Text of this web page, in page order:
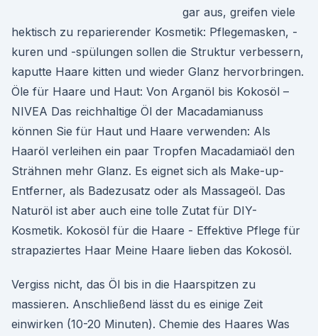
gar aus, greifen viele
hektisch zu reparierender Kosmetik: Pflegemasken, -
kuren und -spülungen sollen die Struktur verbessern,
kaputte Haare kitten und wieder Glanz hervorbringen.
Öle für Haare und Haut: Von Arganöl bis Kokosöl –
NIVEA Das reichhaltige Öl der Macadamianuss
können Sie für Haut und Haare verwenden: Als
Haaröl verleihen ein paar Tropfen Macadamiaöl den
Strähnen mehr Glanz. Es eignet sich als Make-up-
Entferner, als Badezusatz oder als Massageöl. Das
Naturöl ist aber auch eine tolle Zutat für DIY-
Kosmetik. Kokosöl für die Haare - Effektive Pflege für
strapaziertes Haar Meine Haare lieben das Kokosöl.
Vergiss nicht, das Öl bis in die Haarspitzen zu
massieren. Anschließend lässt du es einige Zeit
einwirken (10-20 Minuten). Chemie des Haares Was